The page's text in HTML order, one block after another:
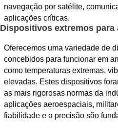
navegação por satélite,
aplicações críticas.
Dispositivos extremos para
Oferecemos uma variedade de
concebidos para funcionar em
como temperaturas extremas,
elevadas. Estes dispositivos
as mais rigorosas normas da
aplicações aeroespaciais,
fiabilidade e a precisão são